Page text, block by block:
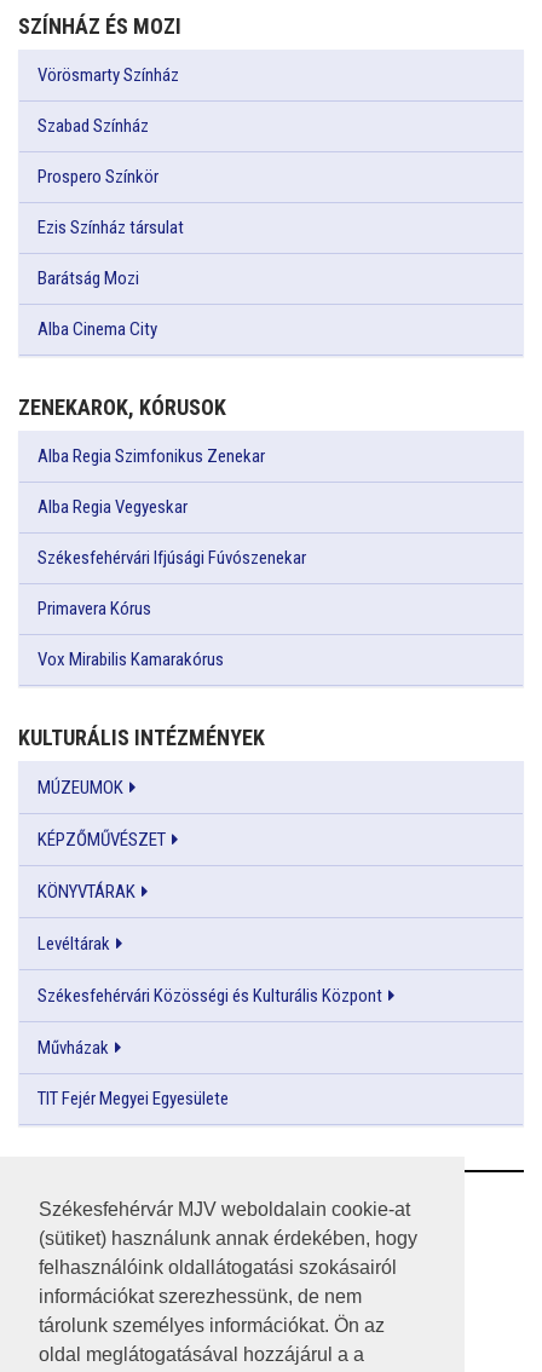
Székesfehérvár MJV weboldalain cookie-at
(sütiket) használunk annak érdekében, hogy
felhasználóink oldallátogatási szokásairól
információkat szerezhessünk, de nem
tárolunk személyes információkat. Ön az
oldal meglátogatásával hozzájárul a a
SZÍNHÁZ ÉS MOZI
Vörösmarty Színház
Szabad Színház
Prospero Színkör
Ezis Színház társulat
Barátság Mozi
Alba Cinema City
ZENEKAROK, KÓRUSOK
Alba Regia Szimfonikus Zenekar
Alba Regia Vegyeskar
Székesfehérvári Ifjúsági Fúvószenekar
Primavera Kórus
Vox Mirabilis Kamarakórus
KULTURÁLIS INTÉZMÉNYEK
MÚZEUMOK
KÉPZŐMŰVÉSZET
KÖNYVTÁRAK
Levéltárak
Székesfehérvári Közösségi és Kulturális Központ
Művházak
TIT Fejér Megyei Egyesülete
RSS
A HONLAP 2017.03.31-I ÁLLAPOTA
JOGI NYILATKOZAT
IMPRESSZUM